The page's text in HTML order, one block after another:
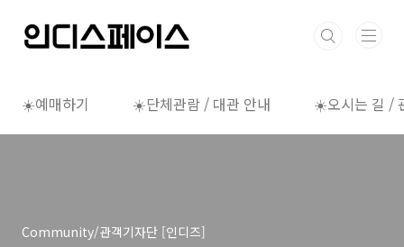
☀️예매하기 ☀️단체관람 / 대관 안내 ☀️오시는 길 /
Community/관객기자단 [인디즈]